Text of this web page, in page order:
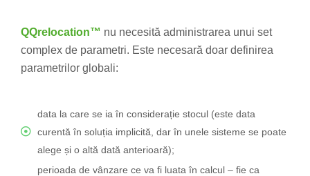
QQrelocation™ nu necesită administrarea unui set
complex de parametri. Este necesară doar definirea
parametrilor globali:
data la care se ia în considerație stocul (este data
curentă în soluția implicită, dar în unele sisteme se poate
alege și o altă dată anterioară);
perioada de vânzare ce va fi luata în calcul – fie ca